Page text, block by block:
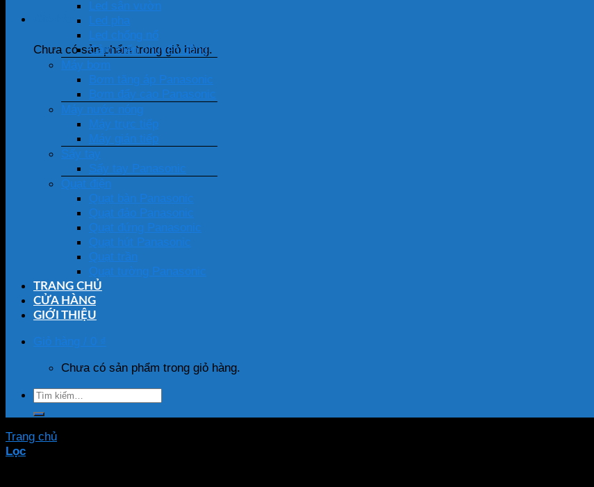
Giỏ hàng
Chưa có sản phẩm trong giỏ hàng.
Led sân vườn
Led pha
Led chống nổ
Cảm biến chuyển động
Máy bơm
Bơm tăng áp Panasonic
Bơm đẩy cao Panasonic
Máy nước nóng
Máy trực tiếp
Máy gián tiếp
Sấy tay
Sấy tay Panasonic
Quạt điện
Quạt bàn Panasonic
Quạt đảo Panasonic
Quạt đứng Panasonic
Quạt hút Panasonic
Quạt trần
Quạt tường Panasonic
TRANG CHỦ
CỬA HÀNG
GIỚI THIỆU
Giỏ hàng / 0 ₫
Chưa có sản phẩm trong giỏ hàng.
Tìm
Trang chủ
Lọc